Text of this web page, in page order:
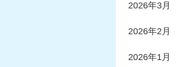
2026年3月
2026年2月
2026年1月